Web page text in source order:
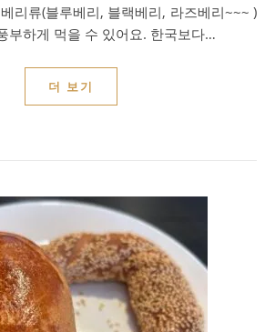
리류(블루베리, 블랙베리, 라즈베리~~~ )
부하게 먹을 수 있어요. 한국보다…
더 보기